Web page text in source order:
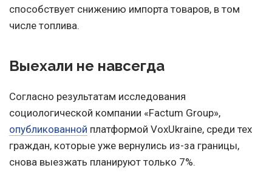
способствует снижению импорта товаров, в том
числе топлива.
Выехали не навсегда
Согласно результатам исследования
социологической компании «Factum Group»,
опубликованной платформой VoxUkraine, среди тех
граждан, которые уже вернулись из-за границы,
снова выезжать планируют только 7%.